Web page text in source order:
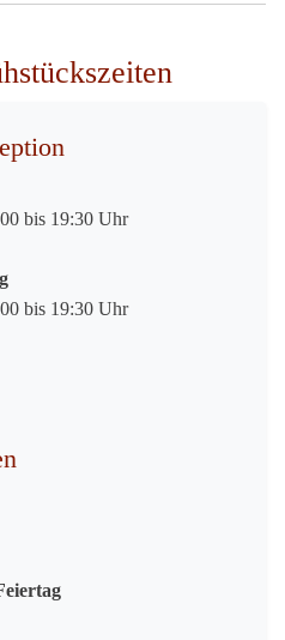
bis 19:30 Uhr
bis 19:30 Uhr